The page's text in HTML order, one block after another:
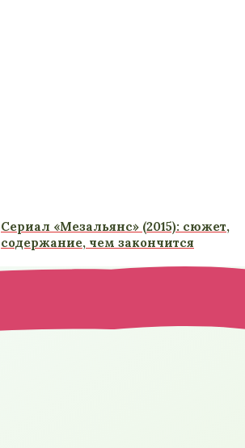
Сериал «Мезальянс» (2015): сюжет,
содержание, чем закончится